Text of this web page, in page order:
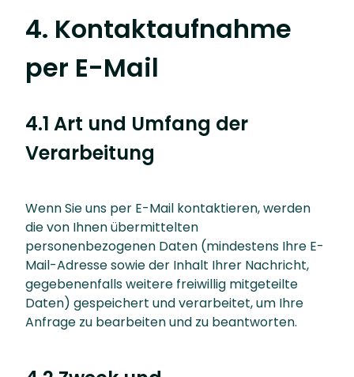
4. Kontaktaufnahme
per E-Mail
4.1 Art und Umfang der
Verarbeitung
Wenn Sie uns per E-Mail kontaktieren, werden
die von Ihnen übermittelten
personenbezogenen Daten (mindestens Ihre E-
Mail-Adresse sowie der Inhalt Ihrer Nachricht,
gegebenenfalls weitere freiwillig mitgeteilte
Daten) gespeichert und verarbeitet, um Ihre
Anfrage zu bearbeiten und zu beantworten.